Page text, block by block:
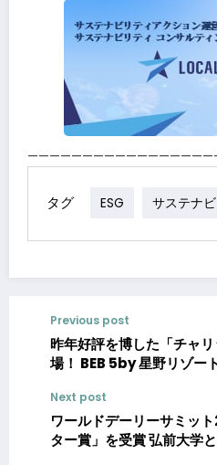
タグ ESG サステナ
Previous post
昨年好評を博した「チャ
場！ BEB 5by 星野リゾー
クスづくりを体験しよう！
Next post
ワールドデーリーサミッ
ター賞」を受賞 弘前大学